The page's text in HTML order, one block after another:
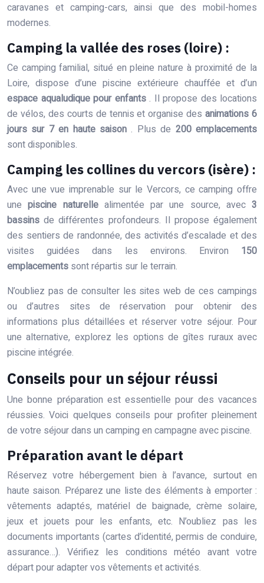
caravanes et camping-cars, ainsi que des mobil-homes
modernes.
Camping la vallée des roses (loire) :
Ce camping familial, situé en pleine nature à proximité de la
Loire, dispose d’une piscine extérieure chauffée et d’un
espace aqualudique pour enfants . Il propose des locations
de vélos, des courts de tennis et organise desanimations 6
jours sur 7 en haute saison. Plus de 200 emplacements
sont disponibles.
Camping les collines du vercors (isère) :
Avec une vue imprenable sur le Vercors, ce camping offre
unepiscine naturelle alimentée par une source, avec 3
bassinsde différentes profondeurs. Il propose également
des sentiers de randonnée, des activités d’escalade et des
visites guidées dans les environs. Environ 150
emplacements sont répartis sur le terrain.
N’oubliez pas de consulter les sites web de ces campings
ou d’autres sites de réservation pour obtenir des
informations plus détaillées et réserver votre séjour. Pour
une alternative, explorez les options de gîtes ruraux avec
piscine intégrée.
Conseils pour un séjour réussi
Une bonne préparation est essentielle pour des vacances
réussies. Voici quelques conseils pour profiter pleinement
de votre séjour dans un camping en campagne avec piscine.
Préparation avant le départ
Réservez votre hébergement bien à l’avance, surtout en
haute saison. Préparez une liste des éléments à emporter :
vêtements adaptés, matériel de baignade, crème solaire,
jeux et jouets pour les enfants, etc. N’oubliez pas les
documents importants (cartes d’identité, permis de conduire,
assurance…). Vérifiez les conditions météo avant votre
départ pour adapter vos vêtements et activités.